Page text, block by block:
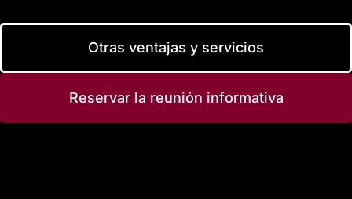
Otras ventajas y servicios
Reservar la reunión informativa